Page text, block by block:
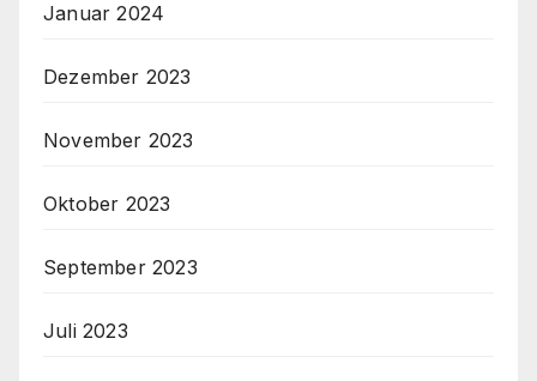
Januar 2024
Dezember 2023
November 2023
Oktober 2023
September 2023
Juli 2023